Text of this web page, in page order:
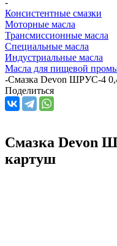
Консистентные смазки
Моторные масла
Трансмиссионные масла
Специальные масла
Индустриальные масла
Масла для пищевой
-Смазка Devon ШРУС-4
Поделиться
Смазка Devon
картуш